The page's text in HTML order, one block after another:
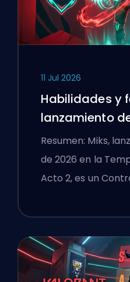
11 Jul 2026
Habilidades y
lanzamiento
VALORANT
Resumen: Miks,
de 2026 en la
Acto 2, es un